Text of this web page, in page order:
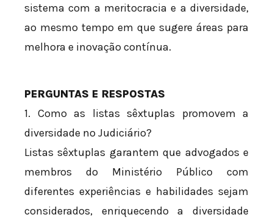
sistema com a meritocracia e a diversidade,
ao mesmo tempo em que sugere áreas para
melhora e inovação contínua.
PERGUNTAS E RESPOSTAS
1. Como as listas sêxtuplas promovem a
diversidade no Judiciário?
Listas sêxtuplas garantem que advogados e
membros do Ministério Público com
diferentes experiências e habilidades sejam
considerados, enriquecendo a diversidade